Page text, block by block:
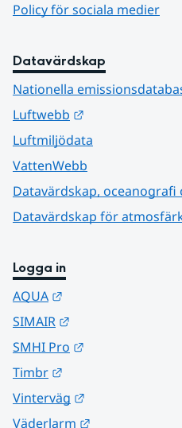
Policy för sociala medier
Datavärdskap
Nationella
Luftwebb
Luftmiljödata
VattenWebb
Datavärdskap,
Datavärdskap för
Logga in
AQUA
SIMAIR
SMHI Pro
Timbr
Vinterväg
Väderlarm